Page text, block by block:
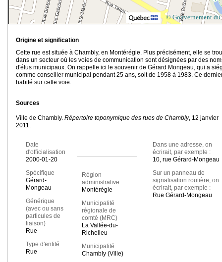
© Gouvernement du
Origine et signification
Cette rue est située à Chambly, en Montérégie. Plus précisément, elle se
dans un secteur où les voies de communication sont désignées par des
d'élus municipaux. On rappelle ici le souvenir de Gérard Mongeau, qui a
comme conseiller municipal pendant 25 ans, soit de 1958 à 1983. Ce
habité sur cette voie.
Sources
Ville de Chambly. Répertoire toponymique des rues de Chambly, 12 janvier
2011.
Date
d'officialisation
2000-01-20
Spécifique
Gérard-
Mongeau
Générique
(avec ou sans
particules de
liaison)
Rue
Type d'entité
Rue
Région
administrative
Montérégie
Municipalité
régionale de
comté (MRC)
La Vallée-du-
Richelieu
Municipalité
Chambly (Ville)
Dans une adresse, on
écrirait, par exemple :
10, rue Gérard-Mongeau
Sur un panneau de
signalisation routière, on
écrirait, par exemple :
Rue Gérard-Mongeau